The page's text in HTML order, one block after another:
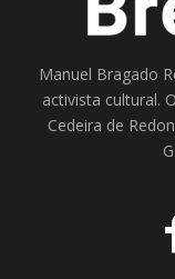
Manuel Bragado
activista cultural.
Cedeira de